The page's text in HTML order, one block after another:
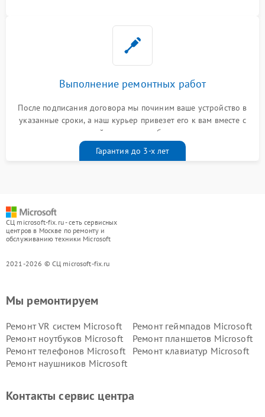
Выполнение ремонтных работ
После подписания договора мы починим ваше устройство в
указанные сроки, а наш курьер привезет его к вам вместе с
гарантийным талоном бесплатно
Гарантия до 3-х лет
СЦ microsoft-fix.ru - сеть сервисных
центров в Москве по ремонту и
обслуживанию техники Microsoft
2021-2026 © СЦ microsoft-fix.ru
Мы ремонтируем
Ремонт VR систем Microsoft
Ремонт геймпадов Microsoft
Ремонт ноутбуков Microsoft
Ремонт планшетов Microsoft
Ремонт телефонов Microsoft
Ремонт клавиатур Microsoft
Ремонт наушников Microsoft
Контакты сервис центра